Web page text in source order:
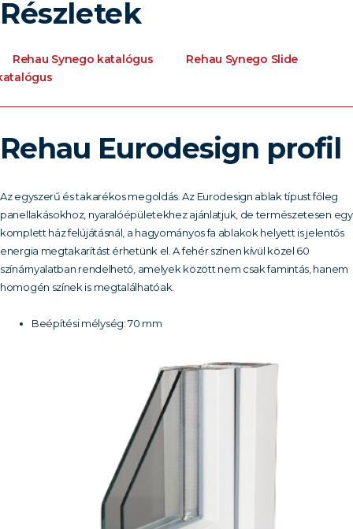
Részletek
Rehau Synego katalógus
Rehau Synego Slide
Rehau Eurodesign profil
Az egyszerű és takarékos megoldás. Az Eurodesign ablak típust főleg
panellakásokhoz, nyaralóépületekhez ajánlatjuk, de természetesen egy
komplett ház felújátásnál, a hagyományos fa ablakok helyett is jelentős
energia megtakarítást érhetünk el. A fehér színen kívül közel 60
színárnyalatban rendelhető, amelyek között nem csak famintás, hanem
homogén színek is megtalálhatóak.
Beépítési mélység: 70 mm